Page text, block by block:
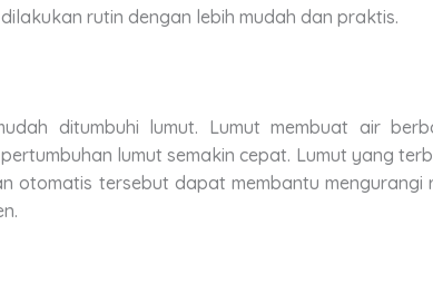
rutin dengan lebih mudah dan praktis.
ditumbuhi lumut. Lumut membuat air
lumut semakin cepat. Lumut yang
otomatis tersebut dapat membantu mengurangi